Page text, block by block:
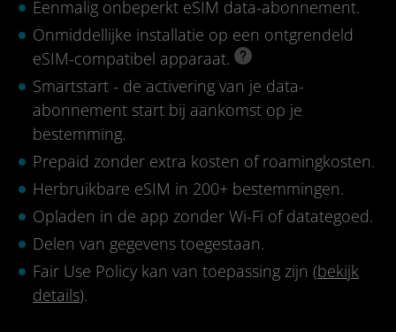
Eenmalig onbeperkt eSIM data-abonnement.
Onmiddellijke installatie op een ontgrendeld
eSIM-compatibel apparaat.
Smartstart - de activering van je data-
abonnement start bij aankomst op je
bestemming.
Prepaid zonder extra kosten of roamingkosten.
Herbruikbare eSIM in 200+ bestemmingen.
Opladen in de app zonder Wi-Fi of datategoed.
Delen van gegevens toegestaan.
Fair Use Policy kan van toepassing zijn (bekijk
details).